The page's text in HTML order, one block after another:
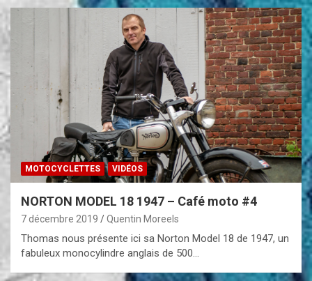
MOTOCYCLETTES VIDÉOS
NORTON MODEL 18 1947 – Café moto #4
7 décembre 2019 Quentin Moreels
Thomas nous présente ici sa Norton Model 18 de 1947, un
fabuleux monocylindre anglais de 500…